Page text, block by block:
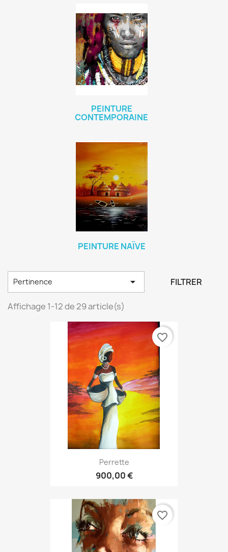
PEINTURE
CONTEMPORAINE
PEINTURE NAÏVE
Pertinence  FILTRER
Affichage 1-12 de 29 article(s)
Perrette
900,00 €
favorite_border
favorite_border